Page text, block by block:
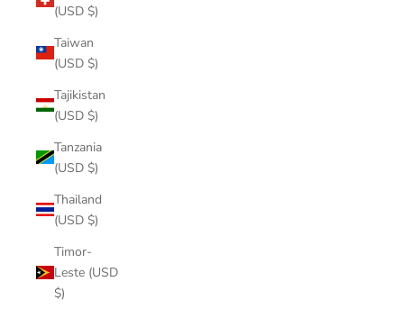
(USD $)
Taiwan
(USD $)
Tajikistan
(USD $)
Tanzania
(USD $)
Thailand
(USD $)
Timor-
Leste (USD
$)